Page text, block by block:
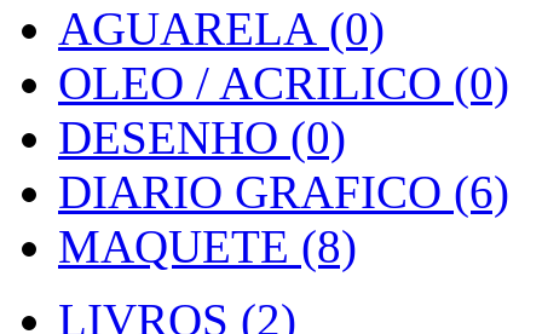
AGUARELA (0)
OLEO / ACRILICO (0)
DESENHO (0)
DIARIO GRAFICO (6)
MAQUETE (8)
LIVROS (2)